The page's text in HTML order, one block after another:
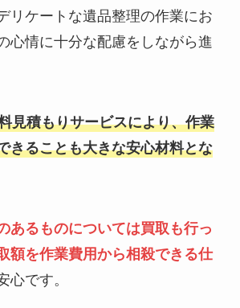
リケートな遺品整理の作業にお
心情に十分な配慮をしながら進
見積もりサービスにより、作業
きることも大きな安心材料とな
あるものについては買取も行っ
額を作業費用から相殺できる仕
心です。